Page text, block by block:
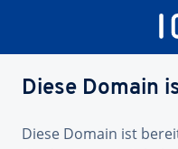
Diese Domain
Diese Domain ist